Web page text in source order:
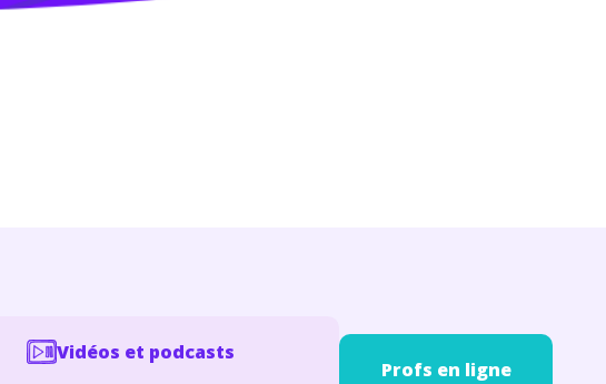
Vidéos et podcasts
Profs en ligne